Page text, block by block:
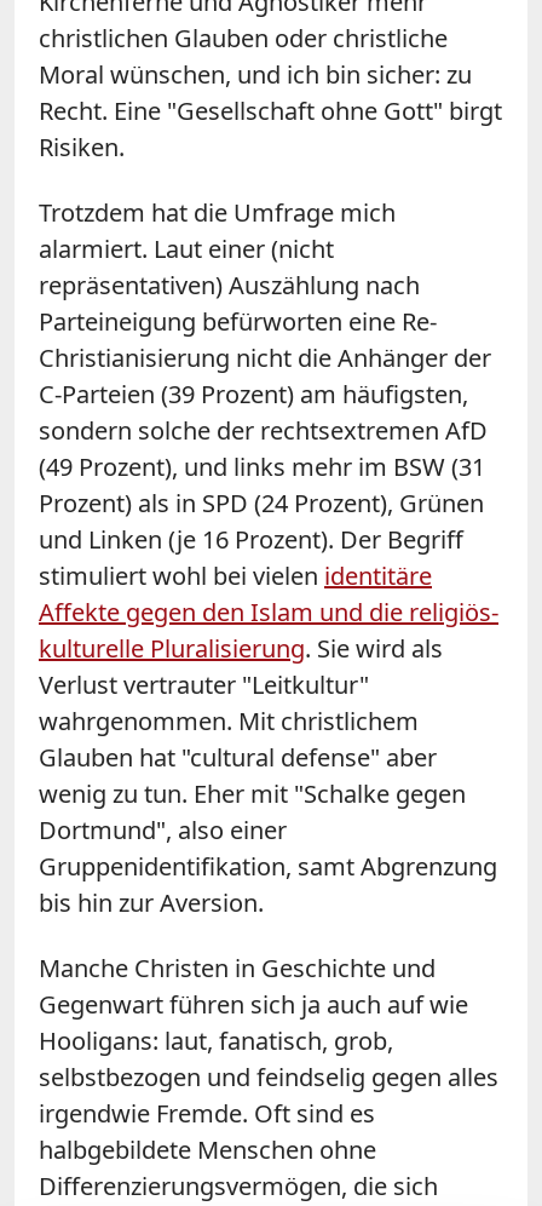
christlichen Glauben oder christliche
Moral wünschen, und ich bin sicher: zu
Recht. Eine "Gesellschaft ohne Gott" birgt
Risiken.
Trotzdem hat die Umfrage mich
alarmiert. Laut einer (nicht
repräsentativen) Auszählung nach
Parteineigung befürworten eine Re-
Christianisierung nicht die Anhänger der
C-Parteien (39 Prozent) am häufigsten,
sondern solche der rechtsextremen AfD
(49 Prozent), und links mehr im BSW (31
Prozent) als in SPD (24 Prozent), Grünen
und Linken (je 16 Prozent). Der Begriff
stimuliert wohl bei vielen identitäre
Affekte gegen den Islam und die religiös-
kulturelle Pluralisierung. Sie wird als
Verlust vertrauter "Leitkultur"
wahrgenommen. Mit christlichem
Glauben hat "cultural defense" aber
wenig zu tun. Eher mit "Schalke gegen
Dortmund", also einer
Gruppenidentifikation, samt Abgrenzung
bis hin zur Aversion.
Manche Christen in Geschichte und
Gegenwart führen sich ja auch auf wie
Hooligans: laut, fanatisch, grob,
selbstbezogen und feindselig gegen alles
irgendwie Fremde. Oft sind es
halbgebildete Menschen ohne
Differenzierungsvermögen, die sich